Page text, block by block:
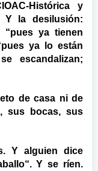
Histórica y
Y la desilusión:
ya tienen
ya lo están
escandalizan;
de casa ni de
sus bocas, sus
Y alguien dice
Y se ríen.